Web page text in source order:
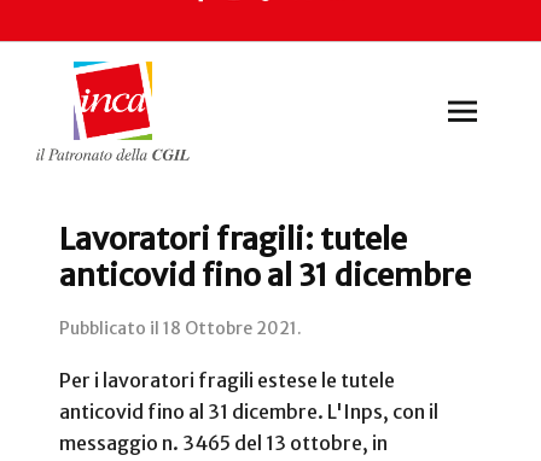
Lavoratori fragili: tutele
anticovid fino al 31 dicembre
Pubblicato il 18 Ottobre 2021.
Per i lavoratori fragili estese le tutele
anticovid fino al 31 dicembre. L'Inps, con il
messaggio n. 3465 del 13 ottobre, in